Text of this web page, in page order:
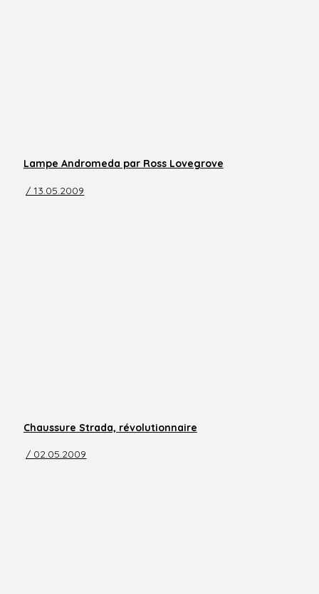
Lampe Andromeda par Ross Lovegrove
/ 13.05.2009
Chaussure Strada, révolutionnaire
/ 02.05.2009